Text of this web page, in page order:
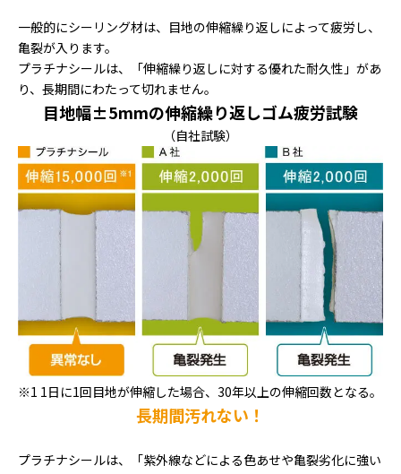
一般的にシーリング材は、目地の伸縮繰り返しによって疲労し、
亀裂が入ります。
プラチナシールは、「伸縮繰り返しに対する優れた耐久性」があ
り、長期間にわたって切れません。
目地幅±5mmの伸縮繰り返しゴム疲労試験
（自社試験）
※1 1日に1回目地が伸縮した場合、30年以上の伸縮回数となる。
長期間汚れない！
プラチナシールは、「紫外線などによる色あせや亀裂劣化に強い